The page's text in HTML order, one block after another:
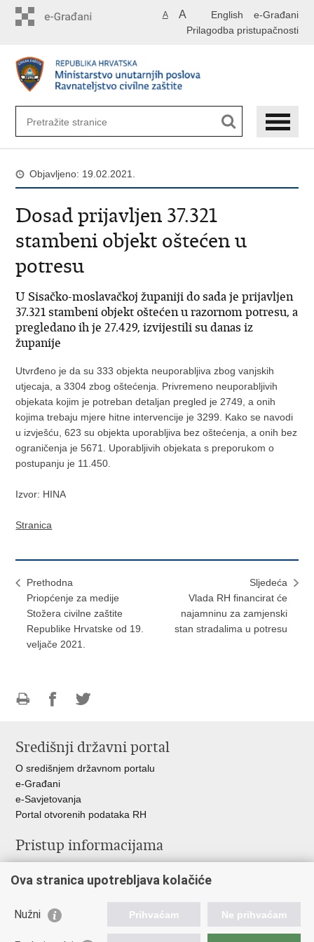
English e-Građani
A A
Prilagodba pristupačnosti
Objavljeno: 19.02.2021.
Dosad prijavljen 37.321
stambeni objekt oštećen u
potresu
U Sisačko-moslavačkoj županiji do sada je prijavljen
37.321 stambeni objekt oštećen u razornom potresu, a
pregledano ih je 27.429, izvijestili su danas iz
županije
Utvrđeno je da su 333 objekta neuporabljiva zbog vanjskih
utjecaja, a 3304 zbog oštećenja. Privremeno neuporabljivih
objekata kojim je potreban detaljan pregled je 2749, a onih
kojima trebaju mjere hitne intervencije je 3299. Kako se navodi
u izvješću, 623 su objekta uporabljiva bez oštećenja, a onih bez
ograničenja je 5671. Uporabljivih objekata s preporukom o
postupanju je 11.450.
Izvor: HINA
Stranica
Prethodna
Priopćenje za medije
Stožera civilne zaštite
Republike Hrvatske od 19.
veljače 2021.
Sljedeća
Vlada RH financirat će
najamninu za zamjenski
stan stradalima u potresu
FacebookuTwitteru
Središnji državni portal
O središnjem državnom portalu
e-Građani
e-Savjetovanja
Portal otvorenih podataka RH
Pristup informacijama
Savjetovanje
Zapošljavanje
Ova stranica upotrebljava kolačiće
Nužni Prihvaćam Ne prihvaćam